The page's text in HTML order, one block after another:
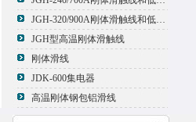
JGH-320/900A刚体滑触线和低阻抗滑触线
JGH型高温刚体滑触线
刚体滑线
JDK-600集电器
高温刚体钢包铝滑线